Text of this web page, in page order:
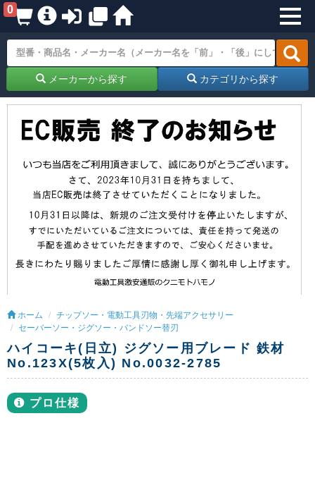
0
メーカーから探す カテゴリから探す
ホーム
チップソー・電動工具刃物・先端アクセサリー
セーバーソー・ジグソー・バンドソー替刃
ハイコーキ(日立) ジグソー用ブレード 鉄材
No.123X(5枚入) No.0032-2785
プロ仕様